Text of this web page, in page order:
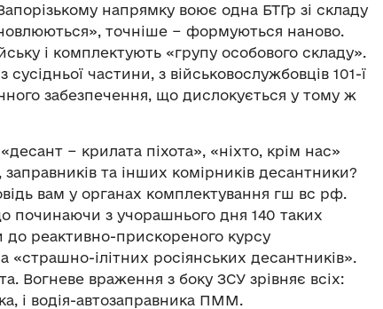
напрямку воює одна БТГр зі складу
точніше − формуються наново.
і комплектують «групу особового складу».
частини, з військовослужбовців 101-ї
забезпечення, що дислокується у тому ж
− крилата піхота», «ніхто, крім нас»
заправників та інших комірників десантники?
вам у органах комплектування гш вс рф.
починаючи з учорашнього дня 140 таких
реактивно-прискореного курсу
ілітних росіянських десантників».
Вогневе враження з боку ЗСУ зрівняє всіх:
і водія-автозаправника ПММ.